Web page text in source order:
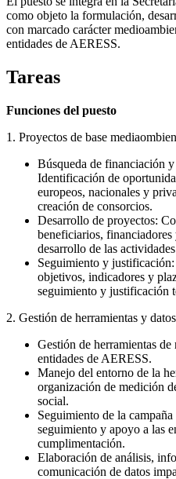
como objeto la formulación,
con marcado carácter
entidades de AERESS.
Tareas
Funciones del puesto
1. Proyectos de base
Búsqueda de financiación
Identificación de
europeos, nacionales y
creación de consorcios.
Desarrollo de proyectos:
beneficiarios,
desarrollo de las
Seguimiento y
objetivos, indicadores y
seguimiento y justificación
2. Gestión de herramientas y datos
Gestión de herramientas de
entidades de AERESS.
Manejo del entorno de la
organización de medición
social.
Seguimiento de la
seguimiento y apoyo a las
cumplimentación.
Elaboración de análisis,
comunicación de datos